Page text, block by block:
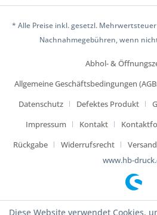
* Alle Preise inkl. gesetzl.
Nachnahmegebühren, wenn
Abhol- &
Allgemeine Geschäftsbedingungen
Datenschutz
Defektes Produkt
Impressum
Kontakt
Rückgabe
Widerrufsrecht
www.hb-
Diese Website verwendet Cookies,